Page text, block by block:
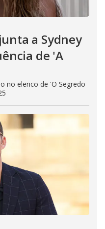
a Sydney
de ​'A
no elenco de 'O Segredo